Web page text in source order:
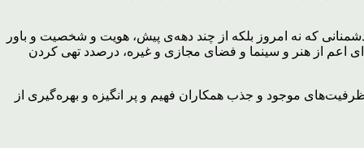
که نه امروز بلکه از چند دهه‌ی پیش، هویت و شخصیت و باور
اعم از هنر و سینما و فضای مجازی و غیره، درصدد تهی کردن
موجود و جذب همکاران فهیم و پر انگیزه و بهره‌گیری از